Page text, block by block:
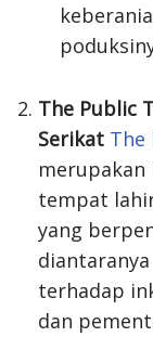
The Public
Serikat The
merupakan
tempat
yang
terhadap
dan